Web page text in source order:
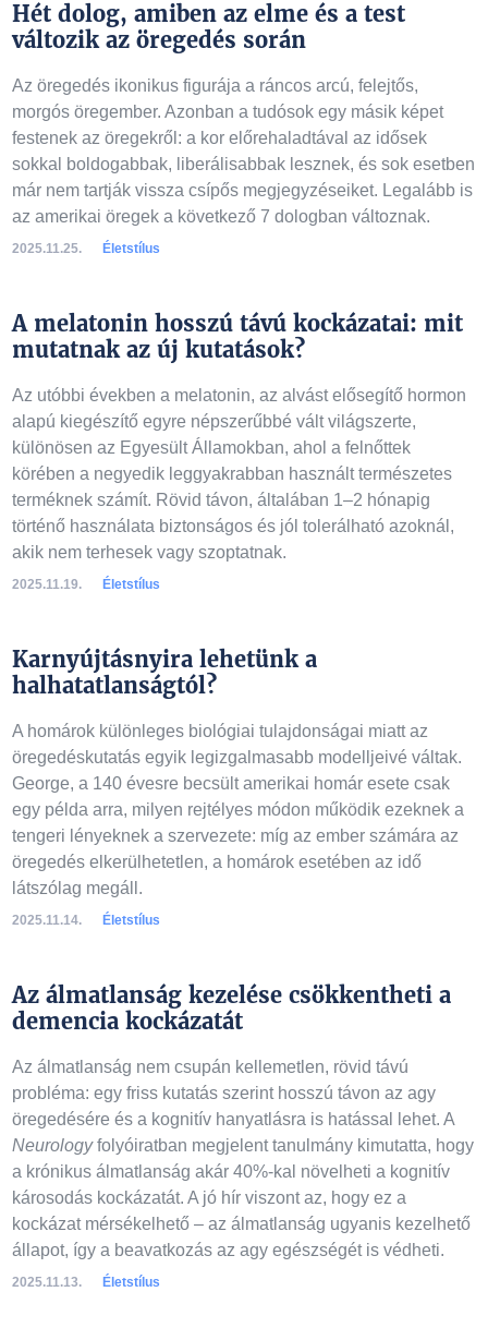
Hét dolog, amiben az elme és a test
változik az öregedés során
Az öregedés ikonikus figurája a ráncos arcú, felejtős,
morgós öregember. Azonban a tudósok egy másik képet
festenek az öregekről: a kor előrehaladtával az idősek
sokkal boldogabbak, liberálisabbak lesznek, és sok esetben
már nem tartják vissza csípős megjegyzéseiket. Legalább is
az amerikai öregek a következő 7 dologban változnak.
2025.11.25. Életstílus
A melatonin hosszú távú kockázatai: mit
mutatnak az új kutatások?
Az utóbbi években a melatonin, az alvást elősegítő hormon
alapú kiegészítő egyre népszerűbbé vált világszerte,
különösen az Egyesült Államokban, ahol a felnőttek
körében a negyedik leggyakrabban használt természetes
terméknek számít. Rövid távon, általában 1–2 hónapig
történő használata biztonságos és jól tolerálható azoknál,
akik nem terhesek vagy szoptatnak.
2025.11.19. Életstílus
Karnyújtásnyira lehetünk a
halhatatlanságtól?
A homárok különleges biológiai tulajdonságai miatt az
öregedéskutatás egyik legizgalmasabb modelljeivé váltak.
George, a 140 évesre becsült amerikai homár esete csak
egy példa arra, milyen rejtélyes módon működik ezeknek a
tengeri lényeknek a szervezete: míg az ember számára az
öregedés elkerülhetetlen, a homárok esetében az idő
látszólag megáll.
2025.11.14. Életstílus
Az álmatlanság kezelése csökkentheti a
demencia kockázatát
Az álmatlanság nem csupán kellemetlen, rövid távú
probléma: egy friss kutatás szerint hosszú távon az agy
öregedésére és a kognitív hanyatlásra is hatással lehet. A
Neurologyfolyóiratban megjelent tanulmány kimutatta, hogy
a krónikus álmatlanság akár 40%-kal növelheti a kognitív
károsodás kockázatát. A jó hír viszont az, hogy ez a
kockázat mérsékelhető – az álmatlanság ugyanis kezelhető
állapot, így a beavatkozás az agy egészségét is védheti.
2025.11.13. Életstílus